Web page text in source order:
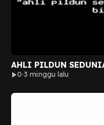
AHLI PILDUN
0 3 minggu lalu